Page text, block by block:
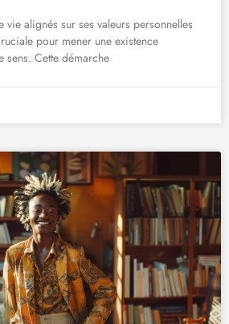
alignés sur ses valeurs personnelles
pour mener une existence
sens. Cette démarche